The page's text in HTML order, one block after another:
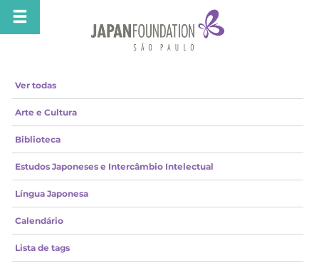
Ver todas
Arte e Cultura
Biblioteca
Estudos Japoneses e Intercâmbio Intelectual
Língua Japonesa
Calendário
Lista de tags